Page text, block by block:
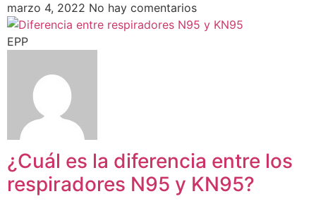
marzo 4, 2022 No hay comentarios
EPP
¿Cuál es la diferencia entre los
respiradores N95 y KN95?